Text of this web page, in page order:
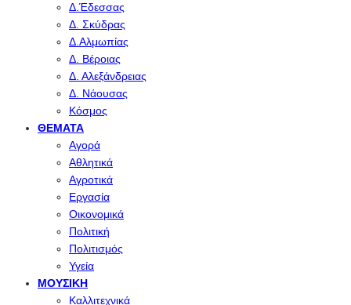
Δ.Έδεσσας
Δ. Σκύδρας
Δ.Αλμωπίας
Δ. Βέροιας
Δ. Αλεξάνδρειας
Δ. Νάουσας
Κόσμος
ΘΈΜΑΤΑ
Αγορά
Αθλητικά
Αγροτικά
Εργασία
Οικονομικά
Πολιτική
Πολιτισμός
Υγεία
ΜΟΥΣΙΚΉ
Καλλιτεχνικά